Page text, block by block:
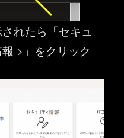
れたら「セキュ
>」をクリック